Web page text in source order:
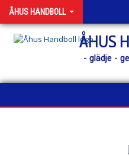
ÅHUS HANDBOLL
ÅHUS
- glädje -